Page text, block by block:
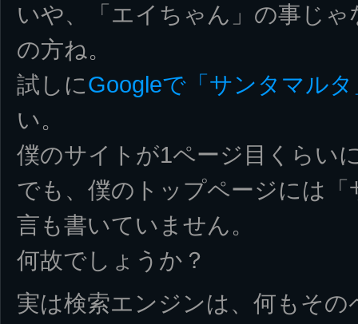
いや、「エイちゃん」の事じ
の方ね。
試しにGoogleで「サンタマル
い。
僕のサイトが1ページ目くらい
でも、僕のトップページには
言も書いていません。
何故でしょうか？
実は検索エンジンは、何もそ